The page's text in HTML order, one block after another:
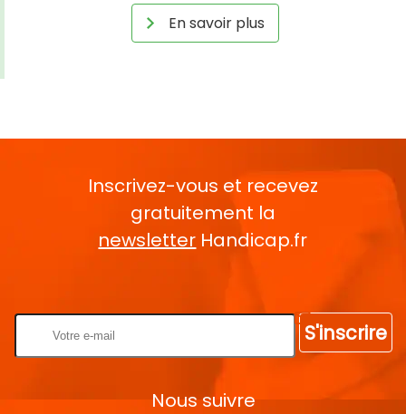
En savoir plus
Inscrivez-vous et recevez
gratuitement la
newsletter Handicap.fr
S'inscrire
Nous suivre